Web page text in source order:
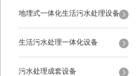
地埋式一体化生活污水处理设备
生活污水处理一体化设备
污水处理成套设备